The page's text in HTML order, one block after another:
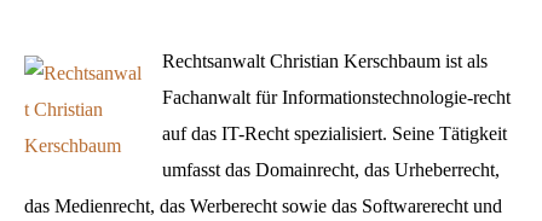
Rechtsanwalt Christian Kerschbaum ist als
Fachanwalt für Informationstechnologie-recht
auf das IT-Recht spezialisiert. Seine Tätigkeit
umfasst das Domainrecht, das Urheberrecht,
das Medienrecht, das Werberecht sowie das Softwarerecht und